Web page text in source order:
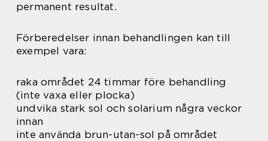
permanent resultat.
Förberedelser innan behandlingen kan till
exempel vara:
raka området 24 timmar före behandling
(inte vaxa eller plocka)
undvika stark sol och solarium några veckor
innan
inte använda brun-utan-sol på området